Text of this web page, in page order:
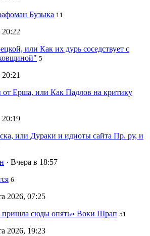
Бузыка 11
20:22
или Как их дурь соседствует с
5
от Ерша, или Как Падлов на критику
20:19
или Дураки и идиоты сайта Пр. ру, и
· Вчера в 18:57
6
2026, 07:25
сюды опять» Воки Шрап 51
2026, 19:23